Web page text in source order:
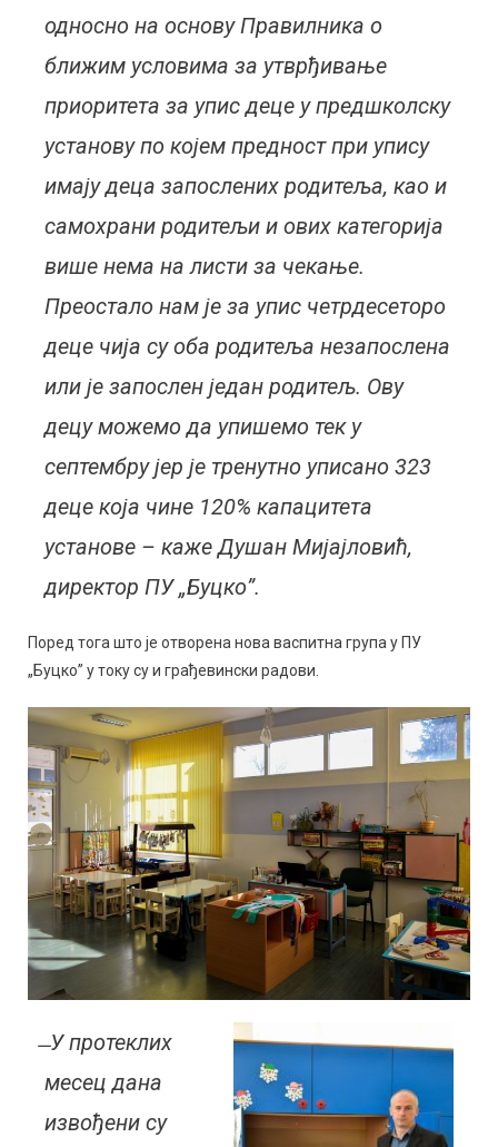
односно на основу Правилника о
ближим условима за утврђивање
приоритета за упис деце у предшколску
установу по којем предност при упису
имају деца запослених родитеља, као и
самохрани родитељи и ових категорија
више нема на листи за чекање.
Преостало нам је за упис четрдесеторо
деце чија су оба родитеља незапослена
или је запослен један родитељ. Ову
децу можемо да упишемо тек у
септембру јер је тренутно уписано 323
деце која чине 120% капацитета
установе – каже Душан Мијајловић,
директор ПУ „Буцко”.
Поред тога што је отворена нова васпитна група у ПУ
„Буцко” у току су и грађевински радови.
̶ У протеклих
месец дана
извођени су